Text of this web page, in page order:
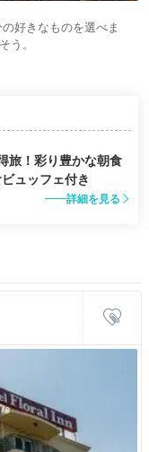
好きなものを選べま
う。
旅！彩り豊かな朝食
ュッフェ付き
詳細を見る